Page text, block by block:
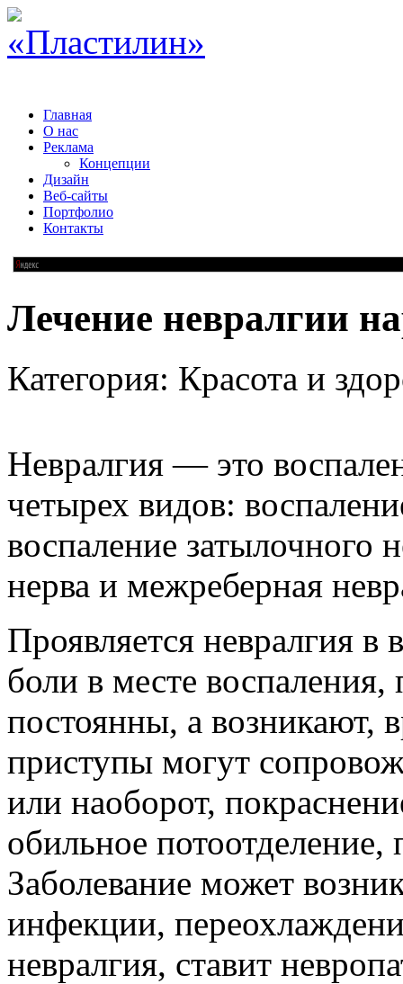
Главная
О нас
Реклама
Концепции
Дизайн
Веб-сайты
Портфолио
Контакты
Лечение невралгии
Категория: Красота и
Невралгия — это
четырех видов:
воспаление затылочного
нерва и межреберная
Проявляется невралгия
боли в месте
постоянны, а возникают,
приступы могут
или наоборот,
обильное
Заболевание может
инфекции,
невралгия, ставит